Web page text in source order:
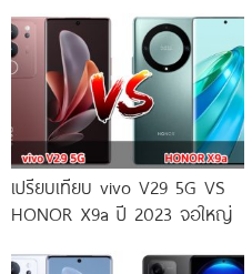
เปรียบเทียบ vivo V29 5G VS
HONOR X9a ปี 2023 จอใหญ่